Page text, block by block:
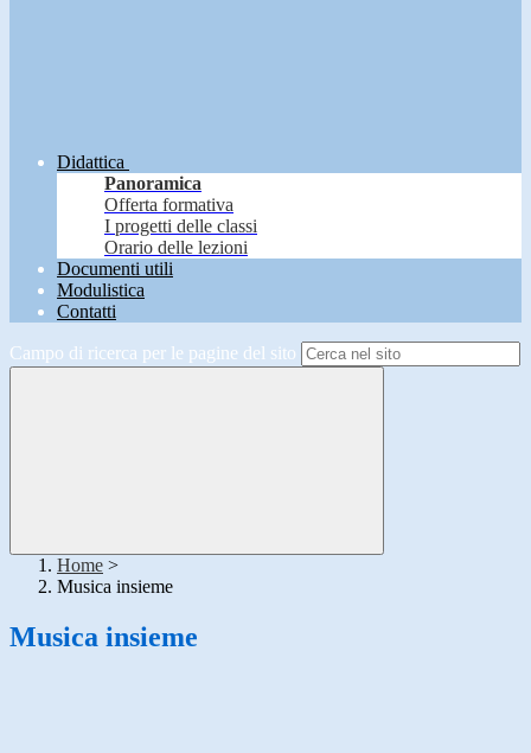
Didattica
Panoramica
Offerta formativa
I progetti delle classi
Orario delle lezioni
Documenti utili
Modulistica
Contatti
Campo di ricerca per le pagine del sito
Home >
Musica insieme
Musica insieme